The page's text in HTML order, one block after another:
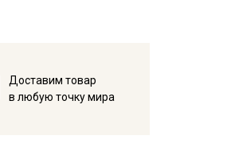
Доставим товар
в любую точку мира